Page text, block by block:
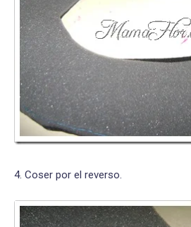
4. Coser por el reverso.